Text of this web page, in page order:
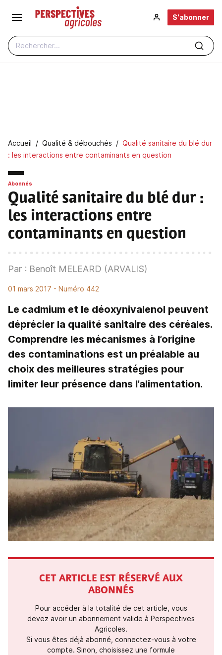
Aller au contenu principal
Rechercher...
S'abonner
Fil d'Ariane
Accueil Qualité & débouchés
Qualité sanitaire du blé dur
: les interactions entre contaminants en question
Abonnés
Qualité sanitaire du blé dur :
les interactions entre
contaminants en question
Par : Benoît MELEARD (ARVALIS)
01 mars 2017 - Numéro 442
Le cadmium et le déoxynivalenol peuvent
déprécier la qualité sanitaire des céréales.
Comprendre les mécanismes à l’origine
des contaminations est un préalable au
choix des meilleures stratégies pour
limiter leur présence dans l’alimentation.
CET ARTICLE EST RÉSERVÉ AUX
ABONNÉS
Pour accéder à la totalité de cet article, vous
devez avoir un abonnement valide à Perspectives
Agricoles.
Si vous êtes déjà abonné, connectez-vous à votre
compte. Sinon, choisissez une formule